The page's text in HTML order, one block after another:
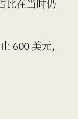
比在当时仍
600 美元，